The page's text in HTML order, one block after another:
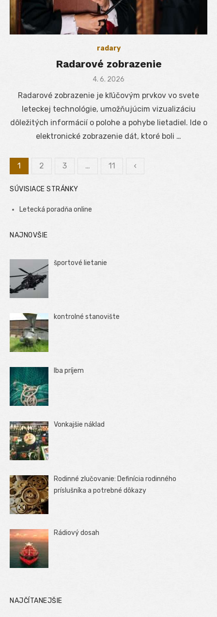
radary
Radarové zobrazenie
Posted
4. 6. 2026
Radarové zobrazenie je kľúčovým prvkov vo svete
leteckej technológie, umožňujúcim vizualizáciu
dôležitých informácií o polohe a pohybe lietadiel. Ide o
elektronické zobrazenie dát, ktoré boli …
Stránkovanie
príspevkov
1 2 3 … 11 ‹
SÚVISIACE STRÁNKY
Letecká poradňa online
NAJNOVŠIE
športové lietanie
kontrolné stanovište
Iba príjem
Vonkajšie náklad
Rodinné zlučovanie: Definícia rodinného
príslušníka a potrebné dôkazy
Rádiový dosah
NAJČÍTANEJŠIE